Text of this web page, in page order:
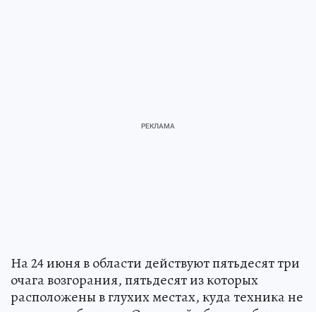
На 24 июня в области действуют пятьдесят три
очага возгорания, пятьдесят из которых
расположены в глухих местах, куда техника не